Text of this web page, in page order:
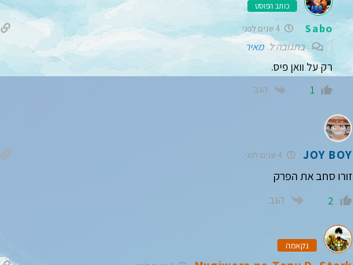
כותב הפוסט
Sabo
בתגובה למאיר
רק על וואן פיס.
1 הגב
JOY BOY
זורו סחב את הפרק
2 הגב
נקאמה